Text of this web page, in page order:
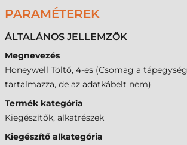
PARAMÉTEREK
ÁLTALÁNOS JELLEMZŐK
Megnevezés
Honeywell Töltő, 4-es (Csomag a
tartalmazza, de az adatkábelt nem)
Termék kategória
Kiegészítők, alkatrészek
Kiegészítő alkategória